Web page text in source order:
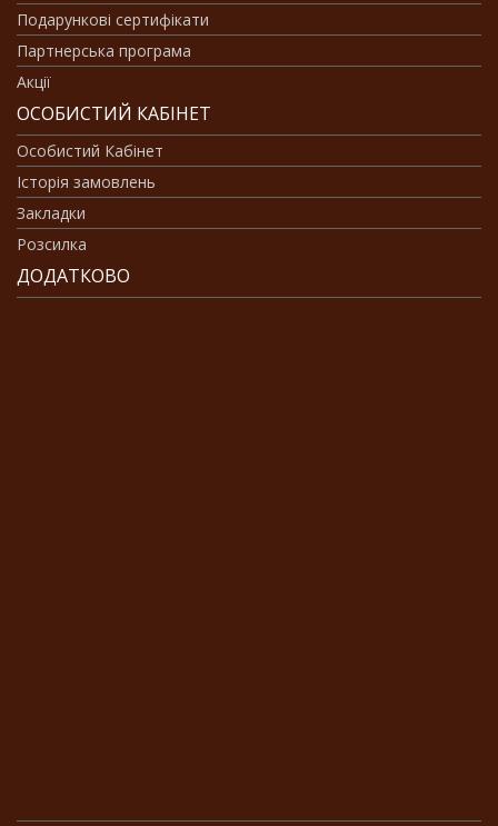
Подарункові сертифікати
Партнерська програма
Акції
ОСОБИСТИЙ КАБІНЕТ
Особистий Кабінет
Історія замовлень
Закладки
Розсилка
ДОДАТКОВО